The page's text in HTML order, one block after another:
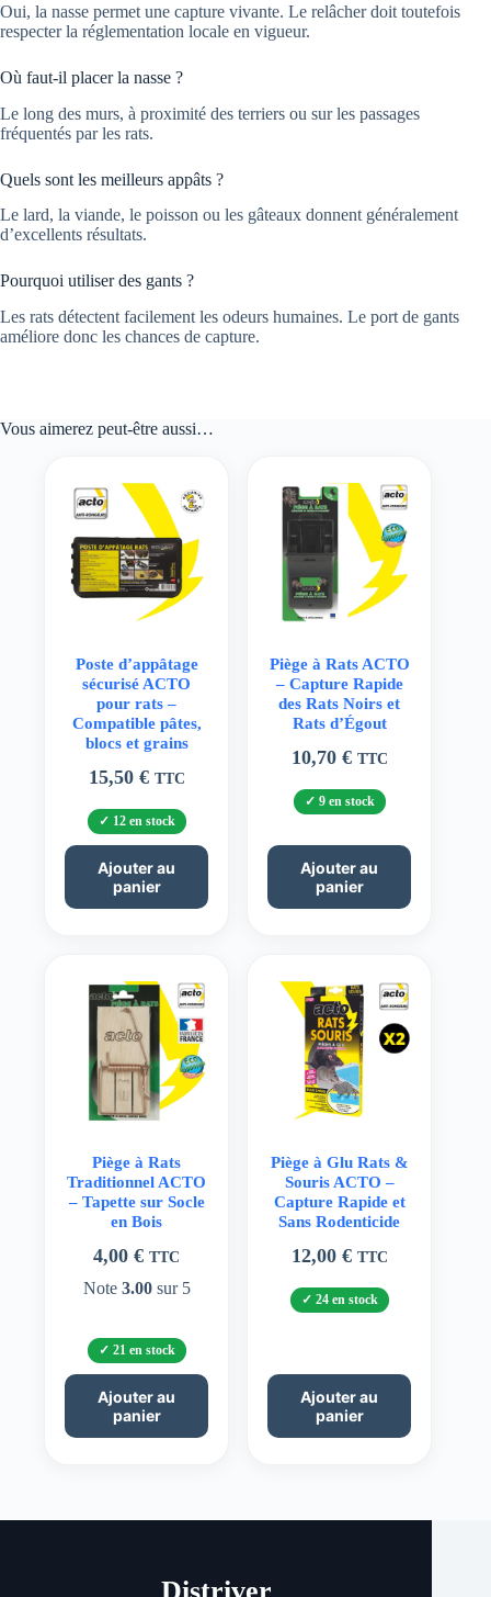
Oui, la nasse permet une capture vivante. Le relâcher doit toutefois
respecter la réglementation locale en vigueur.
Où faut-il placer la nasse ?
Le long des murs, à proximité des terriers ou sur les passages
fréquentés par les rats.
Quels sont les meilleurs appâts ?
Le lard, la viande, le poisson ou les gâteaux donnent généralement
d’excellents résultats.
Pourquoi utiliser des gants ?
Les rats détectent facilement les odeurs humaines. Le port de gants
améliore donc les chances de capture.
Vous aimerez peut-être aussi…
Poste d’appâtage
sécurisé ACTO
pour rats –
Compatible pâtes,
blocs et grains
15,50 € TTC
12 en stock
Ajouter au
panier
Piège à Rats ACTO
– Capture Rapide
des Rats Noirs et
Rats d’Égout
10,70 € TTC
9 en stock
Ajouter au
panier
Piège à Rats
Traditionnel ACTO
– Tapette sur Socle
en Bois
4,00€ TTC
Note 3.00sur 5
21 en stock
Ajouter au
panier
Piège à Glu Rats &
Souris ACTO –
Capture Rapide et
Sans Rodenticide
12,00 € TTC
24 en stock
Ajouter au
panier